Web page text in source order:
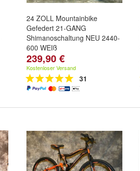
24 ZOLL Mountainbike
Gefedert 21-GANG
Shimanoschaltung NEU 2440-
600 WEIß
239,90 €
Kostenloser Versand
31